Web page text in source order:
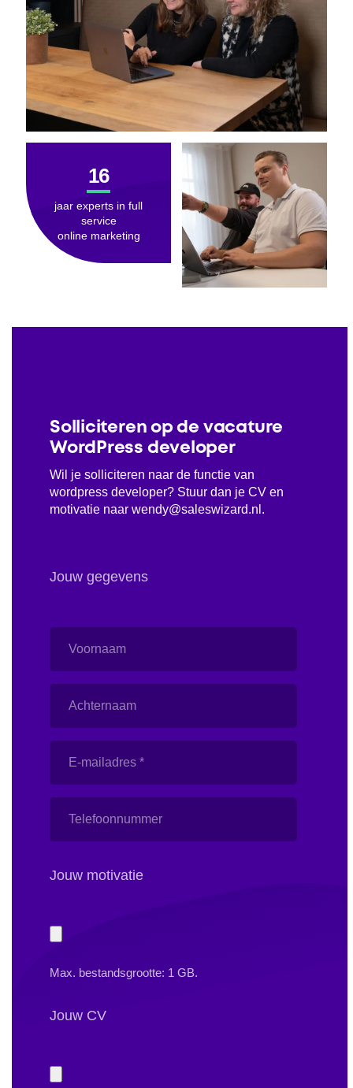
16
jaar experts in full
service
online marketing
Solliciteren op de vacature
WordPress developer
Wil je solliciteren naar de functie van
wordpress developer? Stuur dan je CV en
motivatie naar wendy@saleswizard.nl.
Jouw gegevens
mailadres
(Vereist)
Jouw motivatie
Max. bestandsgrootte: 1 GB.
Jouw CV